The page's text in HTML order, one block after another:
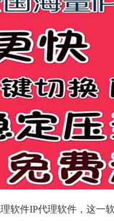
件IP代理软件，这一